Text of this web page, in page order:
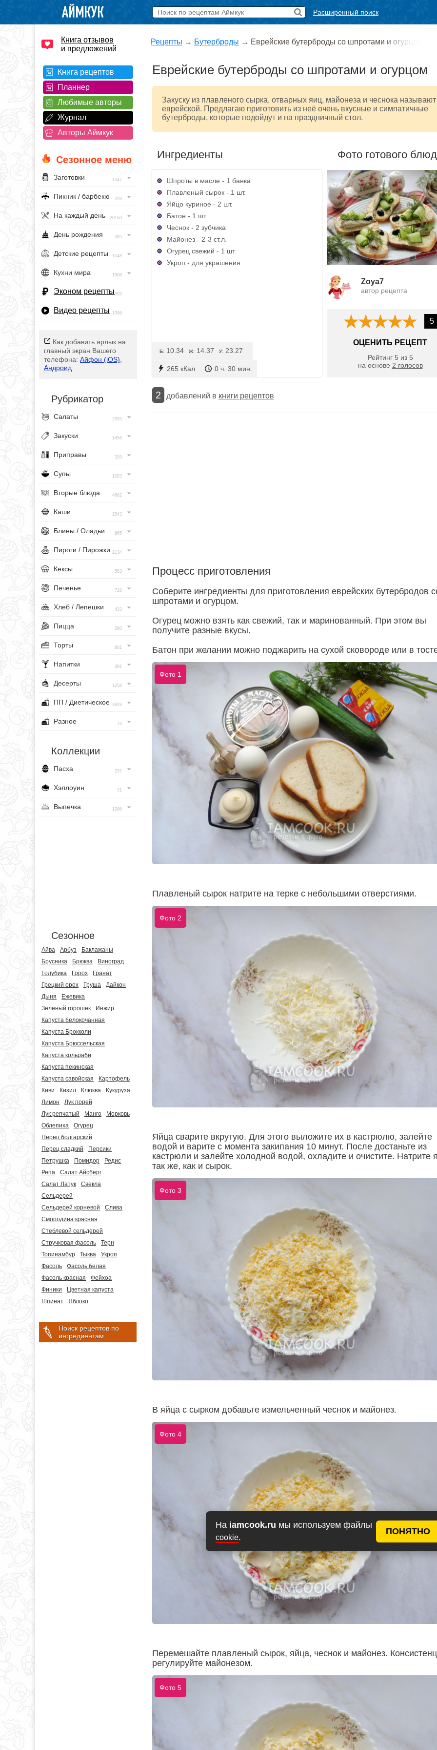
На iamcook.ru мы используем файлы
cookie.
ПОНЯТНО
Расширенный поиск
Книга отзывов
и предложений
Книга рецептов
Планнер
Любимые авторы
Журнал
Авторы Аймкук
Сезонное меню
Заготовки 1347
Пикник / барбекю 293
На каждый день 20160
День рождения 385
Детские рецепты 1548
Кухни мира 1968
Эконом рецепты393
Видео рецепты 1396
Как добавить ярлык на
главный экран Вашего
телефона: Айфон (iOS)
Андроид
Рубрикатор
Салаты 2955
Закуски 1456
Приправы 320
Супы 1083
Вторые блюда 4682
Каши 1543
Блины / Оладьи 965
Пироги / Пирожки 2134
Кексы 563
Печенье 728
Хлеб / Лепешки 433
Пицца 260
Торты 801
Напитки 491
Десерты 1256
ПП / Диетическое 3929
Разное 76
Коллекции
Пасха 237
Хэллоуин 31
Выпечка 1296
Сезонное
Айва Арбуз
Баклажаны
Брусника
Брюква
Виноград
Голубика
Горох
Гранат
Грецкий орех
Груша
Дайкон
Дыня
Ежевика
Зеленый горошек
Инжир
Капуста белокочанная
Капуста Брокколи
Капуста Брюссельская
Капуста кольраби
Капуста пекинская
Капуста савойская
Картофель
Киви
Кизил Клюква
Кукуруза
Лимон
Лук порей
Лук репчатый
Манго
Морковь
Облепиха
Огурец
Перец болгарский
Перец сладкий
Персики
Петрушка
Помидор
Редис
Репа
Салат Айсберг
Салат Латук
Свекла
Сельдерей
Сельдерей корневой
Слива
Смородина красная
Стеблевой сельдерей
Стручковая фасоль
Терн
Топинамбур
Тыква
Укроп
Фасоль
Фасоль белая
Фасоль красная
Фейхоа
Финики
Цветная капуста
Шпинат
Яблоко
Поиск рецептов по
ингредиентам
Рецепты → Бутерброды → Еврейские бутерброды со шпротами и огурцом
Еврейские бутерброды со шпротами и огурцом
Закуску из плавленого сырка, отварных яиц, майонеза и чеснока называют
еврейской. Предлагаю приготовить из неё очень вкусные и симпатичные
бутерброды, которые подойдут и на праздничный стол.
Ингредиенты
Шпроты в масле - 1 банка
Плавленый сырок - 1 шт.
Яйцо куриное - 2 шт.
Батон - 1 шт.
Чеснок - 2 зубчика
Майонез - 2-3 ст.л.
Огурец свежий - 1 шт.
Укроп - для украшения
265 кКал 0 ч. 30 мин.
Б: 10.34 Ж: 14.37 У: 23.27
Фото готового
Zoya7
автор рецепта
5
ОЦЕНИТЬ РЕЦЕПТ
Рейтинг 5 из 5
на основе 2 голосов
2 добавлений в книги рецептов
Процесс приготовления
Соберите ингредиенты для приготовления еврейских бутербродов
шпротами и огурцом.
Огурец можно взять как свежий, так и маринованный. При этом вы
получите разные вкусы.
Батон при желании можно поджарить на сухой сковороде или в
Фото 1
Плавленый сырок натрите на терке с небольшими отверстиями.
Фото 2
Яйца сварите вкрутую. Для этого выложите их в кастрюлю, залейте
водой и варите с момента закипания 10 минут. После достаньте из
кастрюли и залейте холодной водой, охладите и очистите. Натрите
так же, как и сырок.
Фото 3
В яйца с сырком добавьте измельченный чеснок и майонез.
Фото 4
Перемешайте плавленый сырок, яйца, чеснок и майонез.
регулируйте майонезом.
Фото 5